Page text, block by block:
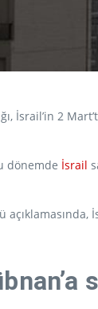
İsrail’in 2
dönemde İsrail